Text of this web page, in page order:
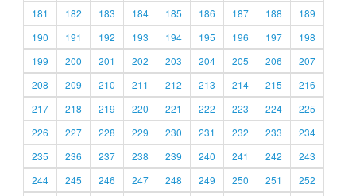
181
182 183 184 185 186 187 188
189
190
191 192 193 194 195 196 197
198
199
200 201 202 203 204 205 206
207
208
209 210 211 212 213 214 215
216
217
218 219 220 221 222 223 224
225
226
227 228 229 230 231 232 233
234
235
236 237 238 239 240 241 242
243
244
245 246 247 248 249 250 251
252